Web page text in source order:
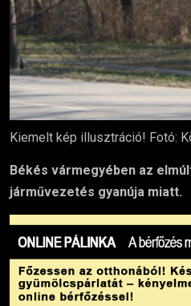
Kiemelt kép illusztráció! Fotó:
Békés vármegyében az
járművezetés gyanúja miatt.